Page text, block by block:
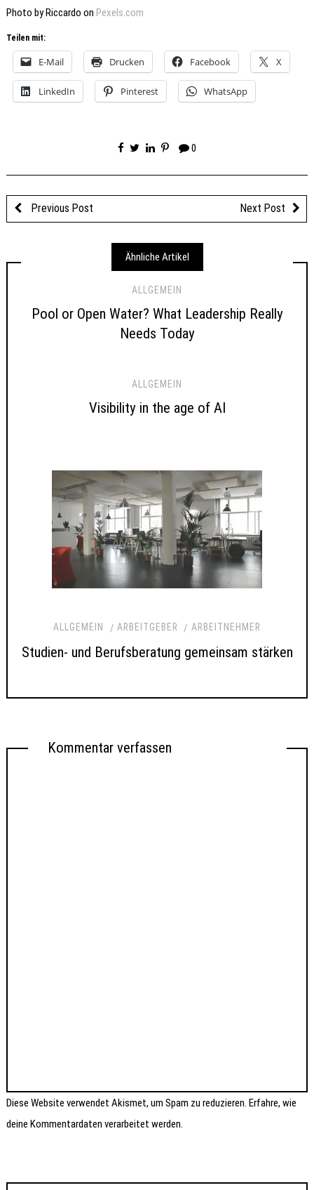
Photo by Riccardo on Pexels.com
Teilen mit:
E-Mail Drucken Facebook X
LinkedIn Pinterest WhatsApp
0
Previous Post Next Post
Ähnliche Artikel
ALLGEMEIN
Pool or Open Water? What Leadership Really
Needs Today
ALLGEMEIN
Visibility in the age of AI
ALLGEMEIN ARBEITGEBER ARBEITNEHMER
Studien- und Berufsberatung gemeinsam stärken
Kommentar verfassen
Diese Website verwendet Akismet, um Spam zu reduzieren. Erfahre, wie
deine Kommentardaten verarbeitet werden.